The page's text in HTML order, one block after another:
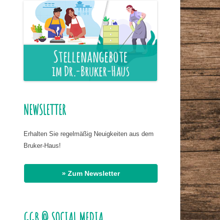
HASSAN EL
DR. BIRMANNS
NAHRUNG
NEWSLETTER
Erhalten Sie regelmäßig Neuigkeiten aus dem
Bruker-Haus!
» Zum Newsletter